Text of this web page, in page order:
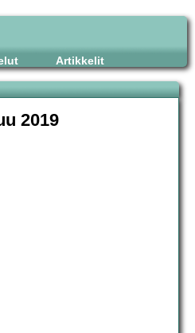
Artikkelit
2019